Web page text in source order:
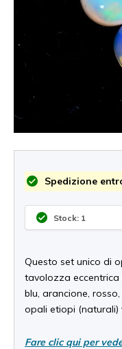
Spedizione
Stock: 1
Questo set unico di
tavolozza
blu, arancione,
opali etiopi (naturali)
Fare clic qui per